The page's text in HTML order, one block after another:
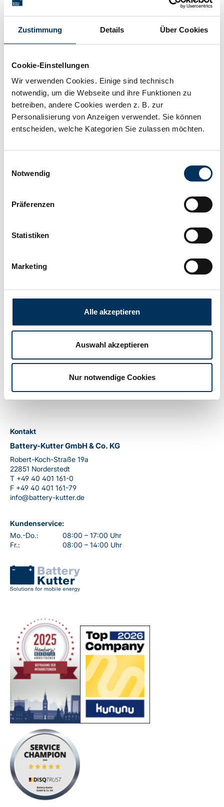
Zustimmung Details Über Cookies
Cookie-Einstellungen
Wir verwenden Cookies. Einige sind technisch
notwendig, um die Webseite und ihre Funktionen zu
betreiben, andere Cookies werden z. B. zur
Personalisierung von Anzeigen verwendet. Sie können
entscheiden, welche Kategorien Sie zulassen möchten.
Notwendig
Präferenzen
Statistiken
Marketing
Alle akzeptieren
Auswahl akzeptieren
Nur notwendige Cookies
Technische Details
Spannung: 12V
Kapazität: 0,8Ah
Technologie: Ni-Cd
Kontakt
Battery-Kutter GmbH & Co. KG
Robert-Koch-Straße 19a
22851 Norderstedt
T +49 40 401 161-0
F +49 40 401 161-79
info@battery-kutter.de
Kundenservice:
Mo.-Do.:
08:00 – 17:00 Uhr
Fr.:
08:00 – 14:00 Uhr